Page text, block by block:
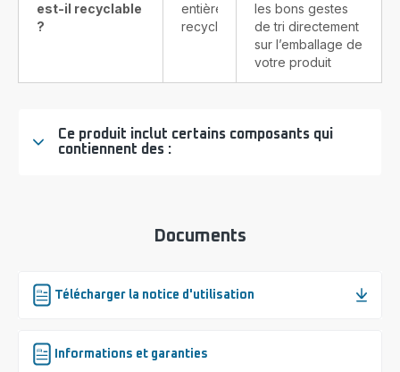
est-il recyclable
?
entièrement
recyclable
les bons gestes
de tri directement
sur l’emballage de
votre produit
Ce produit inclut certains composants qui
contiennent des :
Documents
Télécharger la notice d'utilisation
Informations et garanties